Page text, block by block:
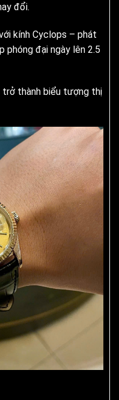
đổi.
kính Cyclops – phát
phóng đại ngày lên 2.5
thành biểu tượng thị